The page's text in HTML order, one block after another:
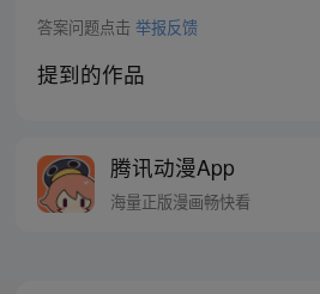
答案问题点击 举报反馈
提到的作品
腾讯动漫App
海量正版漫画畅快看